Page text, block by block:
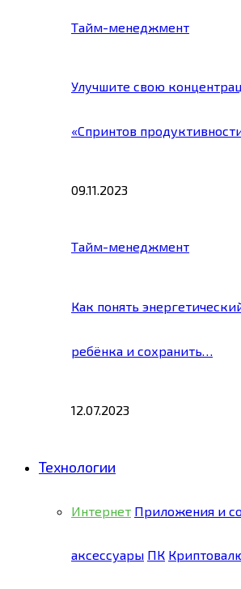
Тайм-менеджмент
Улучшите свою
«Спринтов
09.11.2023
Тайм-менеджмент
Как понять
ребёнка и сохранить…
12.07.2023
Технологии
Интернет Приложения и
аксессуары ПК